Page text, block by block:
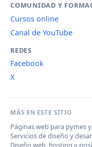
COMUNIDAD Y
Cursos online
Canal de YouTube
REDES
Facebook
X
MÁS EN ESTE SITIO
Páginas web para pymes
Servicios de diseño y
Diseño web, hosting y